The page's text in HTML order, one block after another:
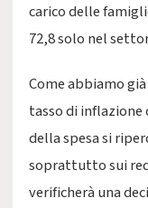
carico delle
72,8 solo nel
Come abbiamo
tasso di inflazione
della spesa si
soprattutto sui
verificherà una